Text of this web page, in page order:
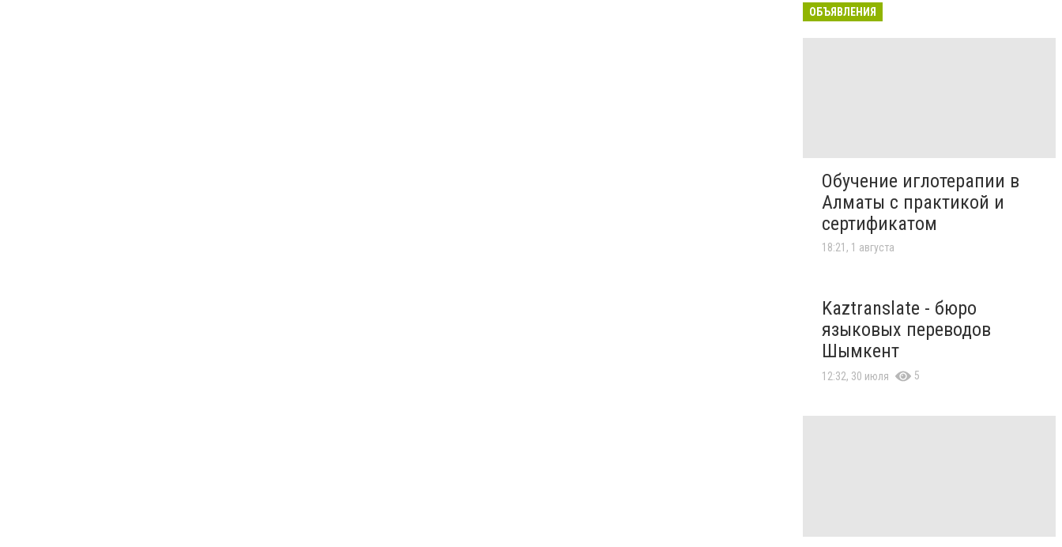
ОБЪЯВЛЕНИЯ
Обучение иглотерапии в
Алматы с практикой и
сертификатом
18:21, 1 августа
Kaztranslate - бюро
языковых переводов
Шымкент
12:32, 30 июля 5